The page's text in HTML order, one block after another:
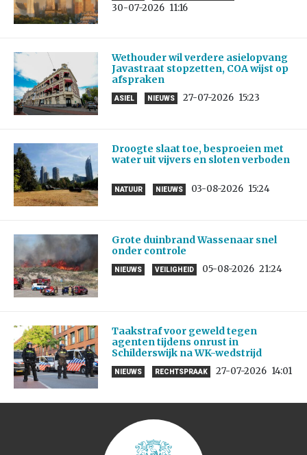
30-07-2026 11:16
Wethouder wil verdere asielopvang
Javastraat stopzetten, COA wijst op
afspraken
ASIEL NIEUWS 27-07-2026 15:23
Droogte slaat toe, besproeien met
water uit vijvers en sloten verboden
NATUUR NIEUWS 03-08-2026 15:24
Grote duinbrand Wassenaar snel
onder controle
NIEUWS VEILIGHEID 05-08-2026 21:24
Taakstraf voor geweld tegen
agenten tijdens onrust in
Schilderswijk na WK-wedstrijd
NIEUWS RECHTSPRAAK 27-07-2026 14:01